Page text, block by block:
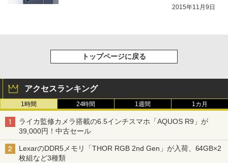
2015年11月9日
トップページに戻る
アクセスランキング
1時間 24時間 1週間 1カ月
ライカ監修カメラ搭載の6.5インチスマホ「AQUOS R9」が
39,000円！中古セール
LexarのDDR5メモリ「THOR RGB 2nd Gen」が入荷、64GB×2
枚組など3種類